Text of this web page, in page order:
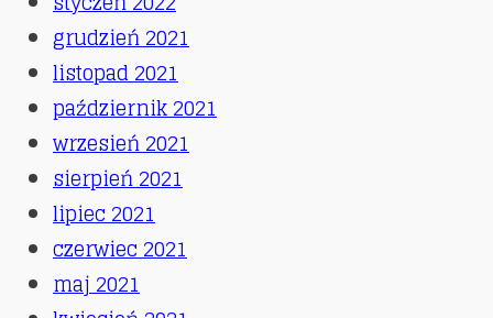
grudzień 2021
listopad 2021
październik 2021
wrzesień 2021
sierpień 2021
lipiec 2021
czerwiec 2021
maj 2021